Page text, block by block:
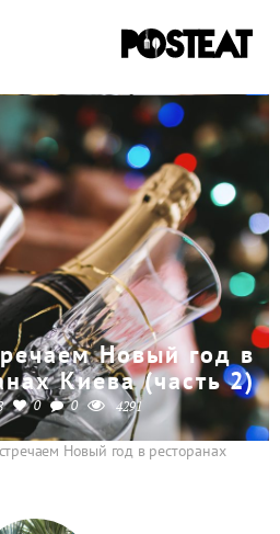
Новый год в
Киева (часть 2)
0 0 4291
Новый год в ресторанах